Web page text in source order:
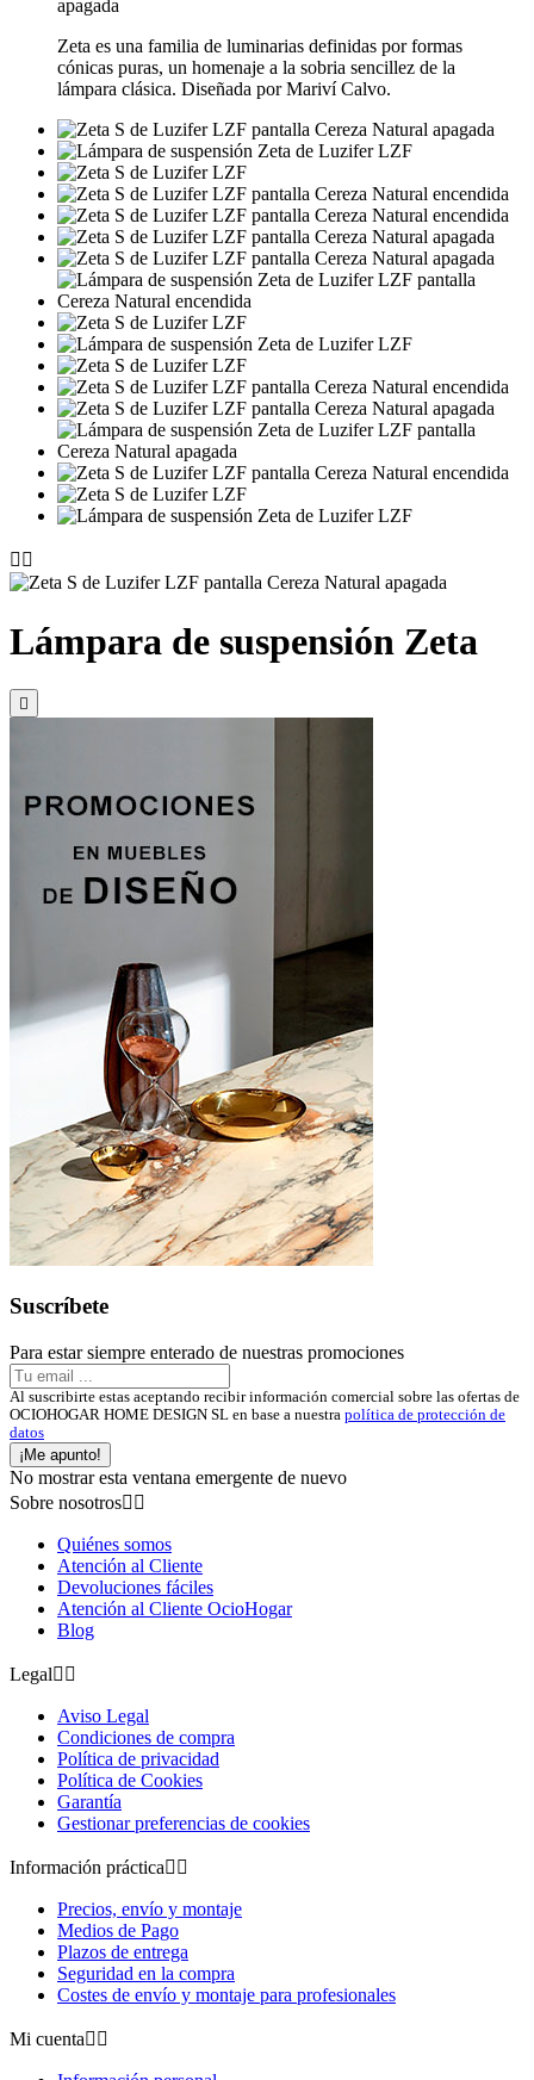
Zeta es una familia de luminarias definidas por formas
cónicas puras, un homenaje a la sobria sencillez de la
lámpara clásica. Diseñada por Mariví Calvo.
 
Lámpara de suspensión Zeta

Suscríbete
Para estar siempre enterado de nuestras promociones
Al suscribirte estas aceptando recibir información comercial sobre las ofertas de
OCIOHOGAR HOME DESIGN SL en base a nuestra política de protección de
datos
¡Me apunto!
No mostrar esta ventana emergente de nuevo
Sobre nosotros 
Quiénes somos
Atención al Cliente
Devoluciones fáciles
Atención al Cliente OcioHogar
Blog
Legal 
Aviso Legal
Condiciones de compra
Política de privacidad
Política de Cookies
Garantía
Gestionar preferencias de cookies
Información práctica 
Precios, envío y montaje
Medios de Pago
Plazos de entrega
Seguridad en la compra
Costes de envío y montaje para profesionales
Mi cuenta 